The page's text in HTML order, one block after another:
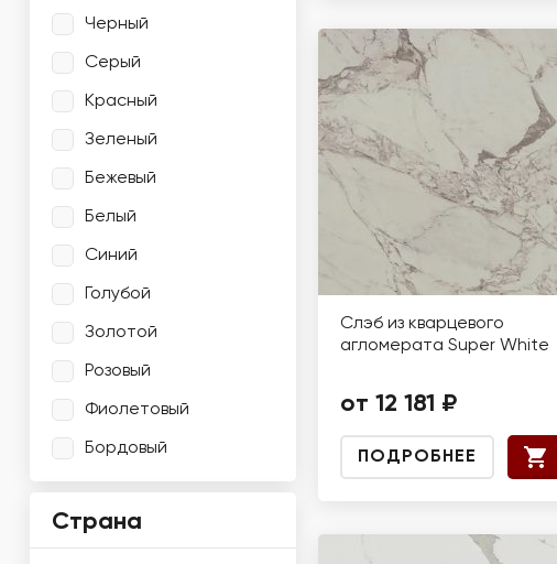
Слэб из кварцевого
агломерата Super White
от 12 181 ₽
ПОДРОБНЕЕ
Черный
Серый
Красный
Зеленый
Бежевый
Белый
Синий
Голубой
Золотой
Розовый
Фиолетовый
Бордовый
Страна